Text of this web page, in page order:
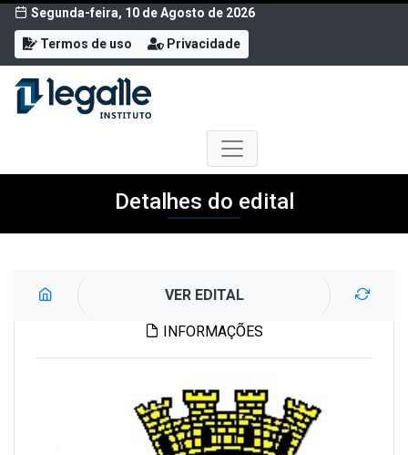
Segunda-feira, 10 de Agosto de 2026
Termos de uso Privacidade
Detalhes do edital
VER EDITAL
INFORMAÇÕES